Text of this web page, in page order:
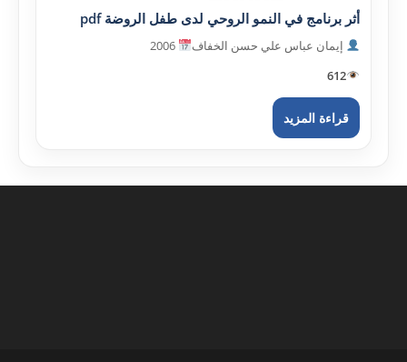
أثر برنامج في النمو الروحي لدى طفل الروضة pdf
إيمان عباس علي حسن الخفاف
612
قراءة المزيد